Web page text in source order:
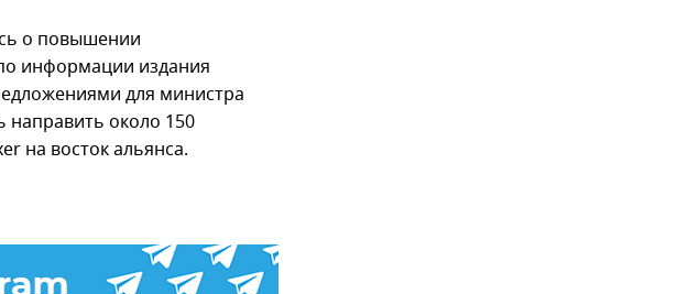
о повышении
информации издания
для министра
около 150
на восток альянса.